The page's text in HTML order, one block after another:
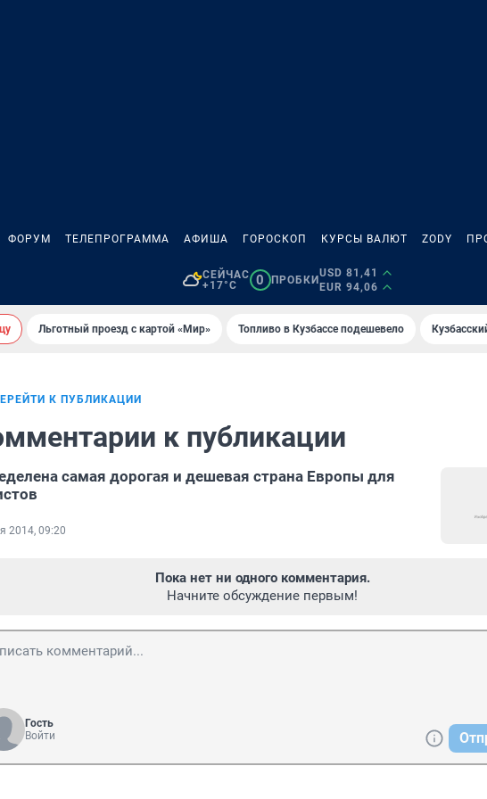
ФОРУМ ТЕЛЕПРОГРАММА АФИША ГОРОСКОП КУРСЫ ВАЛЮТ ZODY
СЕЙЧАС
+17°C
0 ПРОБКИ
USD 81,41
EUR 94,06
Льготный проезд с картой «Мир» Топливо в Кузбассе подешевело
К ПУБЛИКАЦИИ
к публикации
самая дорогая и дешевая страна Европы для
2014, 09:20
Пока нет ни одного комментария.
Начните обсуждение первым!
Гость
Войти